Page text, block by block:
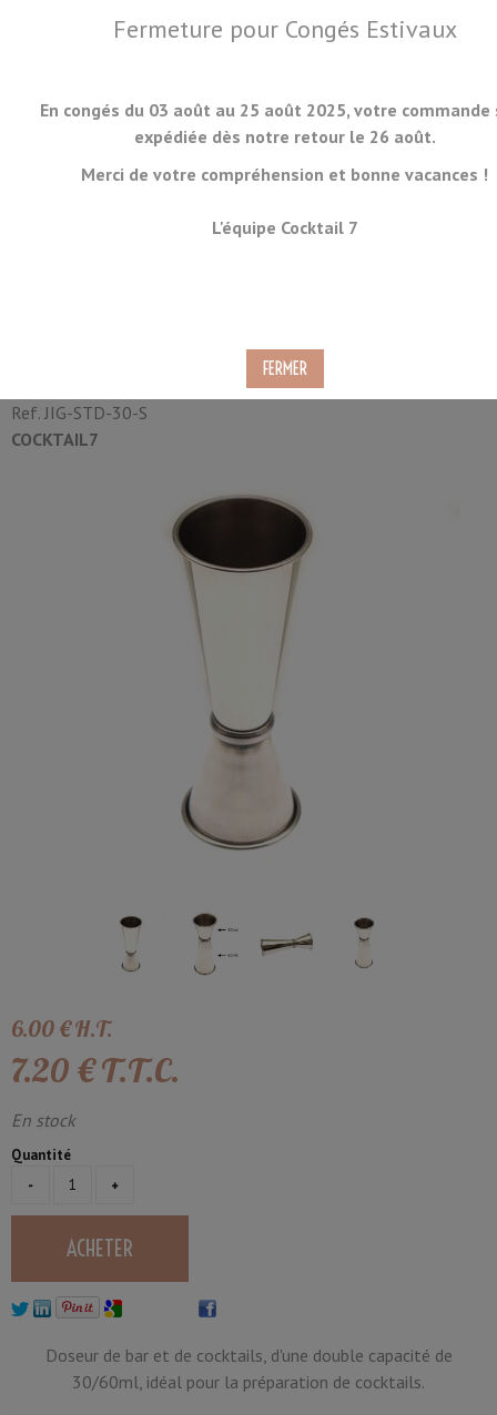
MENU
Fermeture pour Congés Estivaux
En congés du 03 août au 25 août 2025, votre commande
expédiée dès notre retour le 26 août.
Merci de votre compréhension et bonne vacances !
L'équipe Cocktail 7
Ref. JIG-STD-30-S
COCKTAIL7
6.00€H.T.
7.20 €T.T.C.
En stock
Quantité
Doseur de bar et de cocktails, d'une double capacité de
30/60ml, idéal pour la préparation de cocktails.